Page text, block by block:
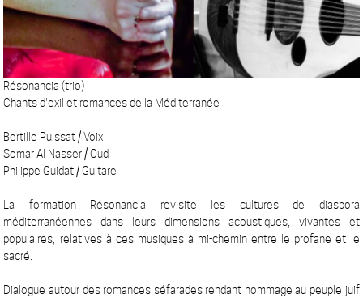
Résonancia (trio)
Chants d'exil et romances de la Méditerranée
Bertille Puissat / Voix
Somar Al Nasser / Oud
Philippe Guidat / Guitare
La formation Résonancia revisite les cultures de diaspora
méditerranéennes dans leurs dimensions acoustiques, vivantes et
populaires, relatives à ces musiques à mi-chemin entre le profane et le
sacré.
Dialogue autour des romances séfarades rendant hommage au peuple juif